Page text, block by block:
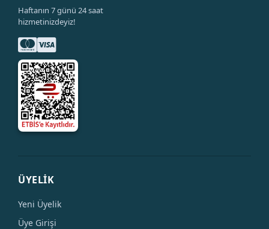
Haftanın 7 günü 24 saat
hizmetinizdeyiz!
ÜYELİK
Yeni Üyelik
Üye Girişi